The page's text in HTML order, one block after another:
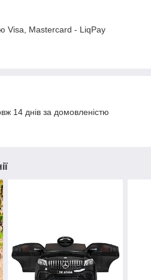
Visa, Mastercard - LiqPay
14 днів за домовленістю